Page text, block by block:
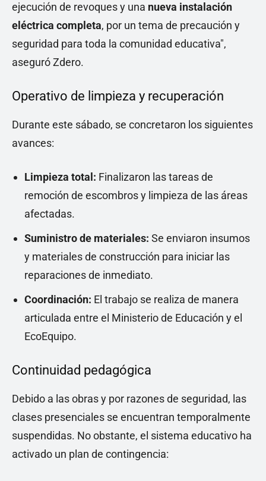
ejecución de revoques y una nueva instalación
eléctrica completa, por un tema de precaución y
seguridad para toda la comunidad educativa",
aseguró Zdero.
Operativo de limpieza y recuperación
Durante este sábado, se concretaron los siguientes
avances:
Limpieza total: Finalizaron las tareas de
remoción de escombros y limpieza de las áreas
afectadas.
Suministro de materiales: Se enviaron insumos
y materiales de construcción para iniciar las
reparaciones de inmediato.
Coordinación: El trabajo se realiza de manera
articulada entre el Ministerio de Educación y el
EcoEquipo.
Continuidad pedagógica
Debido a las obras y por razones de seguridad, las
clases presenciales se encuentran temporalmente
suspendidas. No obstante, el sistema educativo ha
activado un plan de contingencia: